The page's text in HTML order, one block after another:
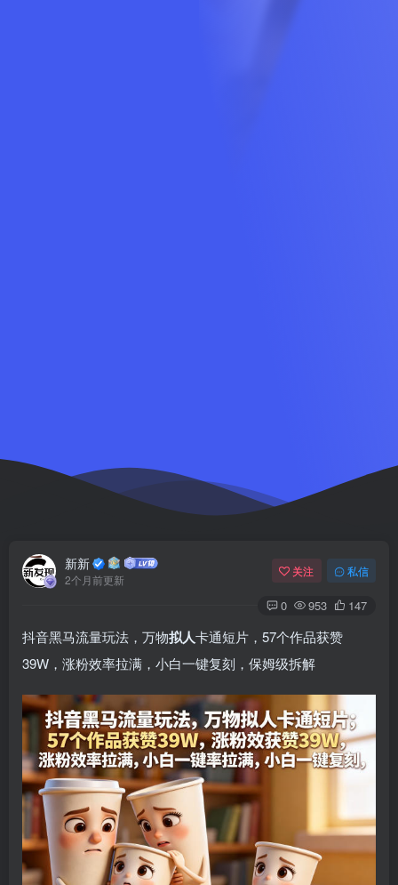
新新
2个月前更新
关注 私信
0 953 147
抖音黑马流量玩法，万物拟人卡通短片，57个作品获赞
39W，涨粉效率拉满，小白一键复刻，保姆级拆解